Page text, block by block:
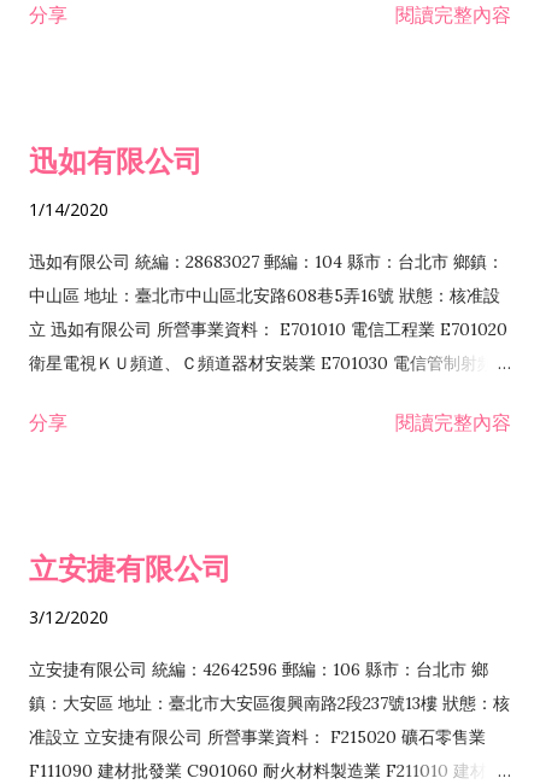
分享 閱讀完整內容
迅如有限公司
1/14/2020
迅如有限公司 統編：28683027 郵編：104 縣市：台北市 鄉鎮：
中山區 地址：臺北市中山區北安路608巷5弄16號 狀態：核准設
立 迅如有限公司 所營事業資料： E701010 電信工程業 E701020
衛星電視ＫＵ頻道、Ｃ頻道器材安裝業 E701030 電信管制射頻器
程業 I102010 投資顧問業 I301010 資訊軟體服務業 I301030 電
業 F401171 酒類輸入業
分享 閱讀完整內容
立安捷有限公司
3/12/2020
立安捷有限公司 統編：42642596 郵編：106 縣市：台北市 鄉
鎮：大安區 地址：臺北市大安區復興南路2段237號13樓 狀態：核
准設立 立安捷有限公司 所營事業資料： F215020 礦石零售業
F111090 建材批發業 C901060 耐火材料製造業 F211010 建材零